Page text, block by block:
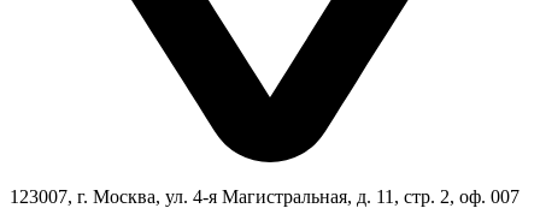
123007, г. Москва, ул. 4-я Магистральная, д. 11, стр. 2, оф. 007